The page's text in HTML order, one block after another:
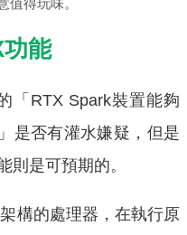
值得玩味。
能
「RTX Spark裝置能夠
是否有灌水嫌疑，但是
則是可預期的。
構的處理器，在執行原